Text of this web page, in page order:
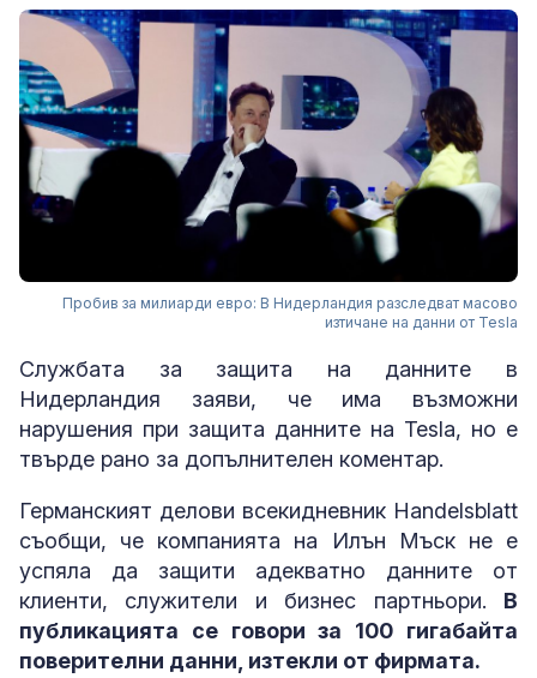
Пробив за милиарди евро: В Нидерландия разследват масово
изтичане на данни от Tesla
Службата за защита на данните в
Нидерландия заяви, че има възможни
нарушения при защита данните на Tesla, но е
твърде рано за допълнителен коментар.
Германският делови всекидневник Handelsblatt
съобщи, че компанията на Илън Мъск не е
успяла да защити адекватно данните от
клиенти, служители и бизнес партньори. В
публикацията се говори за 100 гигабайта
поверителни данни, изтекли от фирмата.